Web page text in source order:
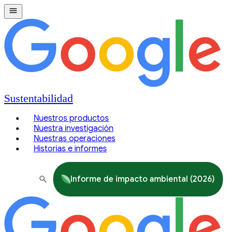
Sustentabilidad
Nuestros productos
Nuestra investigación
Nuestras operaciones
Historias e informes
Informe de impacto ambiental (2026)